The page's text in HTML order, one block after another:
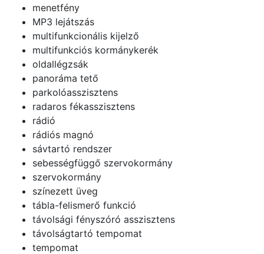
menetfény
MP3 lejátszás
multifunkcionális kijelző
multifunkciós kormánykerék
oldallégzsák
panoráma tető
parkolóasszisztens
radaros fékasszisztens
rádió
rádiós magnó
sávtartó rendszer
sebességfüggő szervokormány
szervokormány
színezett üveg
tábla-felismerő funkció
távolsági fényszóró asszisztens
távolságtartó tempomat
tempomat